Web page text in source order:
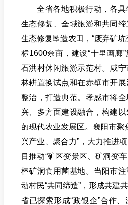
全省各地积极行动，各具
生态修复、全域旅游和共同
生态修复垦造农田，“废弃矿
标1600余亩，建设“十里画廊
石洪村休闲旅游示范村。
咸宁
林耕置换试点和在赤壁市开
整治，打造典范。 孝感市将全
兴、多方面建设融合，构建
的现代农业发展区。 襄阳市聚
兴产业、聚合力”，大力推进
目推动“矿区变景区、矿洞变
棒矿洞食用菌基地。 当阳市注
动村民“共同缔造”，形成共建
省已探索形成“政银企”合作